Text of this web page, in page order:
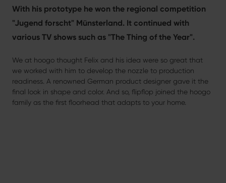
With his prototype he won the regional competition
"Jugend forscht" Münsterland. It continued with
various TV shows such as "The Thing of the Year".
We at hoogo thought Felix and his idea were so great that
we worked with him to develop the nozzle to production
readiness. A renowned German product designer gave it the
final look in shape and color. And so, flipflop joined the hoogo
family as the first floorhead that adapts to your home.